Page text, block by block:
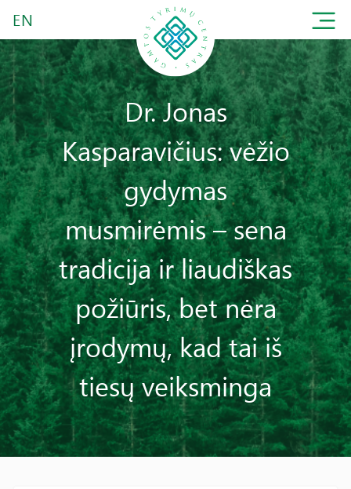
EN
Dr. Jonas
Kasparavičius: vėžio
gydymas
musmirėmis – sena
tradicija ir liaudiškas
požiūris, bet nėra
įrodymų, kad tai iš
tiesų veiksminga